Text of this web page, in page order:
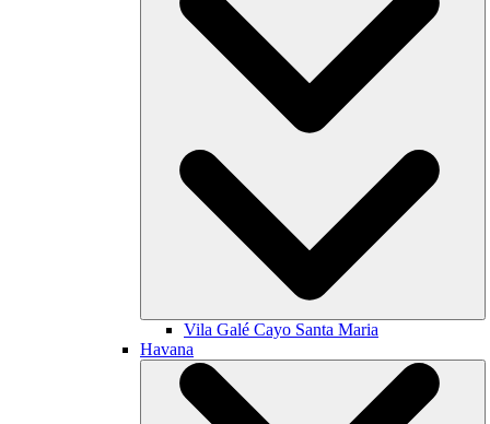
Vila Galé Cayo Santa Maria
Havana